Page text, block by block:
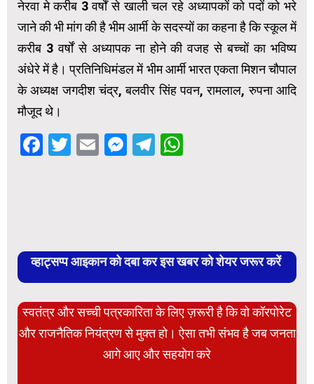
नेरवा मे करीब 3 वर्षों से खाली चल रहे अध्यापकों को पदों को भरे
जाने की भी मांग की है भीम आर्मी के सदस्यों का कहना है कि स्कूल में
करीब 3 वर्षों से अध्यापक ना होने की वजह से बच्चों का भविष्य
अंधेरे में है। प्रतिनिधिमंडल में भीम आर्मी भारत एकता मिशन चौपाल
के अध्यक्ष जगदीश चंद्र, बलवीर सिंह पवन, रामलाल, रुपना आदि
मौजूद थे।
Facebook
Twitter
EmailMessenger
Telegram
व्हाट्सप्प आइकान को दबा कर इस खबर को शेयर जरूर करें
स्वतंत्र और सच्ची पत्रकारिता के लिए ज़रूरी है कि वो कॉरपोरेट
और राजनैतिक नियंत्रण से मुक्त हो। ऐसा तभी संभव है जब जनता
आगे आए और सहयोग करे